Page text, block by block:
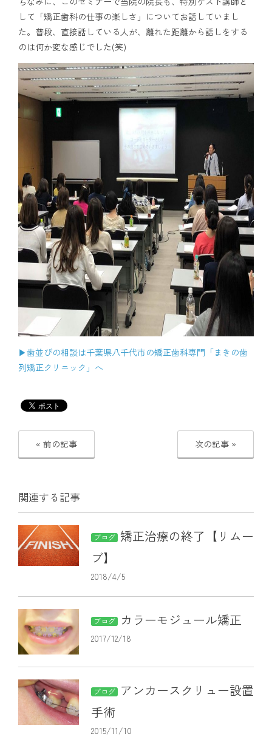
して「矯正歯科の仕事の楽しさ」についてお話していまし
た。普段、直接話している人が、離れた距離から話しをする
のは何か変な感じでした(笑)
▶︎歯並びの相談は千葉県八千代市の矯正歯科専門「まきの歯
列矯正クリニック」へ
« 前の記事 次の記事 »
関連する記事
ブログ 矯正治療の終了【リムー
ブ】
2018/4/5
ブログ カラーモジュール矯正
2017/12/18
ブログ アンカースクリュー設置
手術
2015/11/10